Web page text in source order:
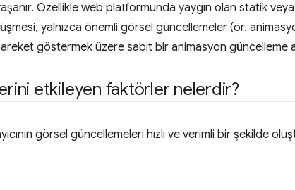
Özellikle web platformunda yaygın olan statik
yalnızca önemli görsel güncellemeler (ör.
göstermek üzere sabit bir animasyon güncelleme
etkileyen faktörler nelerdir?
görsel güncellemeleri hızlı ve verimli bir şekilde